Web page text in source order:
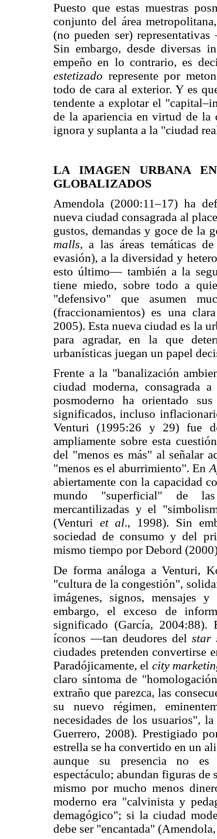
Puesto que estas muestras
conjunto del área
(no pueden ser)
Sin embargo, desde diversas
empeño en lo contrario, es
estetizado represente por
todo de cara al exterior. Y es
tendente a explotar el
de la apariencia en virtud de la
ignora y suplanta a la "ciudad
LA IMAGEN URBANA EN
GLOBALIZADOS
Amendola (2000:11–17) ha
nueva ciudad consagrada al
gustos, demandas y goce de la
malls, a las áreas temáticas
evasión), a la diversidad y
esto último— también a la
tiene miedo, sobre todo a
"defensivo" que asumen
(fraccionamientos) es una
2005). Esta nueva ciudad es la
para agradar, en la que
urbanísticas juegan un papel
Frente a la "banalización
ciudad moderna,
posmoderno ha orientado
significados, incluso
Venturi (1995:26 y 29) fue
ampliamente sobre esta
del "menos es más" al señalar
"menos es el aburrimiento". En
abiertamente con la capacidad
mundo "superficial" de
mercantilizadas y el
(Venturi et al., 1998). Sin
sociedad de consumo y del
mismo tiempo por Debord
De forma análoga a Venturi,
"cultura de la congestión",
imágenes, signos, mensajes
embargo, el exceso de
significado (García,
íconos —tan deudores del star
ciudades pretenden convertirse
Paradójicamente, el city
claro síntoma de
extraño que parezca, las
su nuevo régimen,
necesidades de los usuarios",
Guerrero, 2008). Prestigiado
estrella se ha convertido en un
aunque su presencia no es
espectáculo; abundan figuras de
mismo por mucho menos
moderno era "calvinista y
demagógico"; si la ciudad
debe ser "encantada"